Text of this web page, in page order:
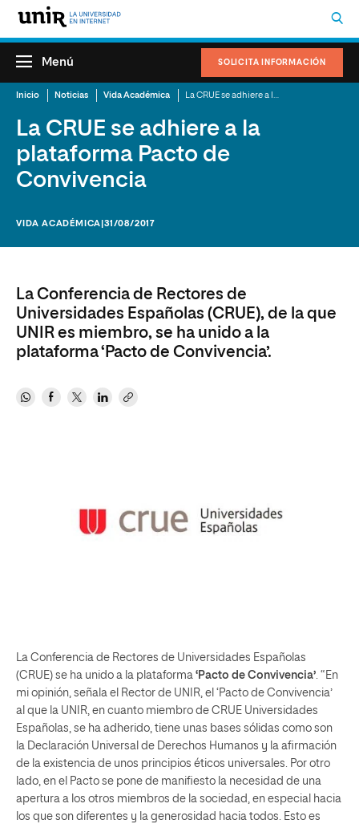
SOLICITA INFORMACIÓN
Menú
Inicio Noticias Vida Académica
La CRUE se adhiere a la
plataforma Pacto de
Convivencia
VIDA ACADÉMICA |31/08/2017
La Conferencia de Rectores de
Universidades Españolas (CRUE), de la que
UNIR es miembro, se ha unido a la
plataforma ‘Pacto de Convivencia’.
La Conferencia de Rectores de Universidades Españolas
(CRUE) se ha unido a la plataforma ‘Pacto de Convivencia’. “En
mi opinión, señala el Rector de UNIR, el ‘Pacto de Convivencia’
al que la UNIR, en cuanto miembro de CRUE Universidades
Españolas, se ha adherido, tiene unas bases sólidas como son
la Declaración Universal de Derechos Humanos y la afirmación
de la existencia de unos principios éticos universales. Por otro
lado, en el Pacto se pone de manifiesto la necesidad de una
apertura a los otros miembros de la sociedad, en especial hacia
los que son diferentes y la generosidad hacia todos. Esto es